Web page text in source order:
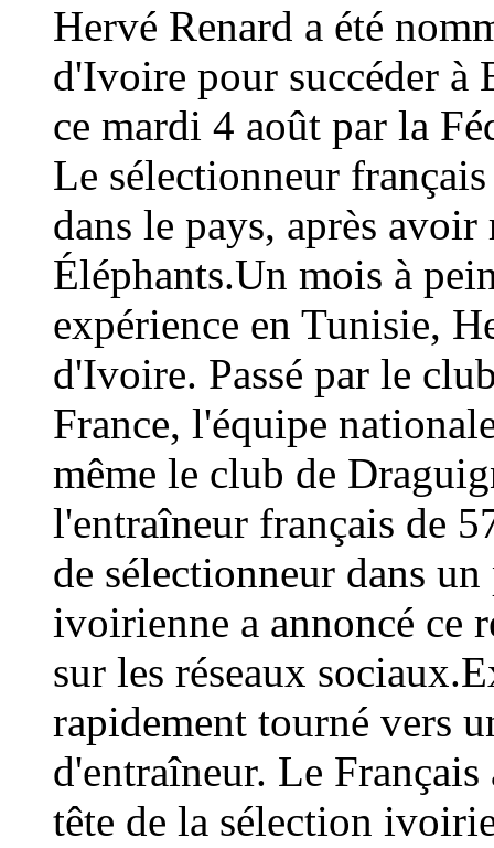
Hervé Renard a été
d'Ivoire pour succéder à
ce mardi 4 août par la
Le sélectionneur
dans le pays, après
Éléphants.Un mois à
expérience en Tunisie,
d'Ivoire. Passé par le
France, l'équipe
même le club de
l'entraîneur français de
de sélectionneur dans
ivoirienne a annoncé ce
sur les réseaux
rapidement tourné vers
d'entraîneur. Le
tête de la sélection